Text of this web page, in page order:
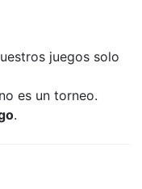
juegos solo
es un torneo.
.